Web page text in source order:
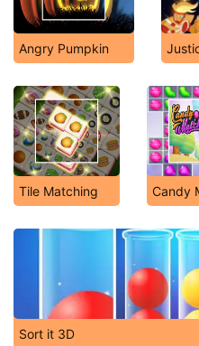
Angry Pumpkin
Tile Matching Candy
Sort it 3D